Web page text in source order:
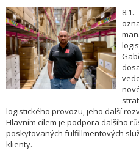
8.1.
logistického provozu, jeho další
Hlavním cílem je podpora dalšího
poskytovaných fulfillmentových
klienty.